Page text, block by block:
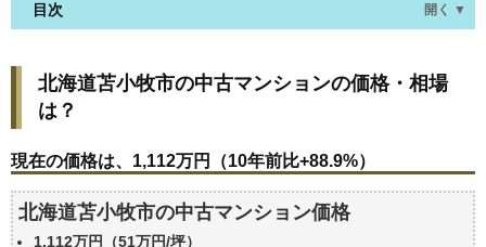
目次 開く ▼
現在の価格は、1,112万円（10年前比+88.9%）
価格を詳細に分析しよう
駅からの徒歩距離で価格はどうなる？
築年数で価格はどうなる？
北海道苫小牧市の中古マンションの過去の売買事例
北海道苫小牧市の中古マンションの価格・相場
は？
現在の価格は、1,112万円（10年前比+88.9%）
北海道苫小牧市の中古マンション価格
1,112万円（51万円/坪）